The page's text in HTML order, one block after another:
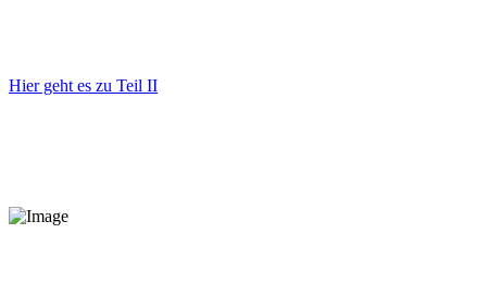
Hier geht es zu Teil II